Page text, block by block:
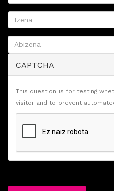
CAPTCHA
This question is for testing
visitor and to prevent